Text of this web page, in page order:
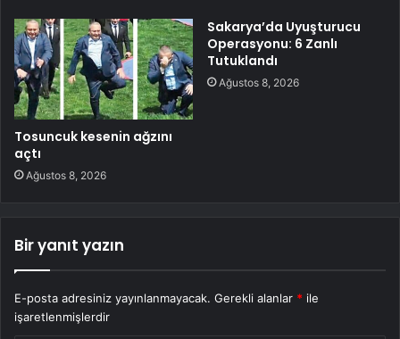
Tosuncuk kesenin ağzını
açtı
Ağustos 8, 2026
Sakarya’da Uyuşturucu
Operasyonu: 6 Zanlı
Tutuklandı
Ağustos 8, 2026
Bir yanıt yazın
E-posta adresiniz yayınlanmayacak. Gerekli alanlar * ile
işaretlenmişlerdir